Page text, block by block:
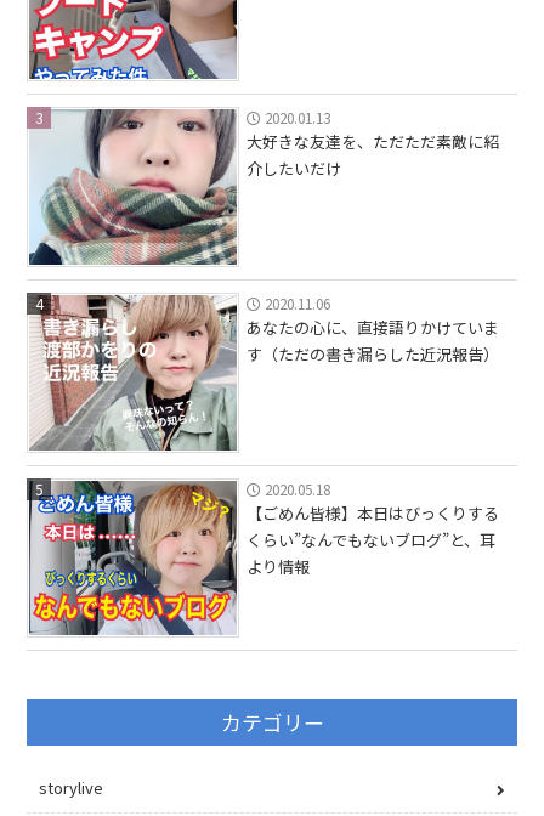
3 2020.01.13
大好きな友達を、ただただ素敵に紹
介したいだけ
4 2020.11.06
あなたの心に、直接語りかけていま
す（ただの書き漏らした近況報告）
5 2020.05.18
【ごめん皆様】本日はびっくりする
くらい”なんでもないブログ”と、耳
より情報
カテゴリー
storylive